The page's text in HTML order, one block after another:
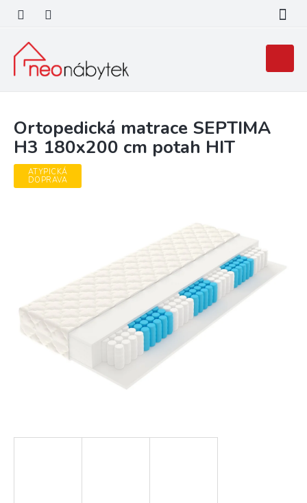
obsah
košík
Ortopedická matrace SEPTIMA
H3 180x200 cm potah HIT
ATYPICKÁ
DOPRAVA